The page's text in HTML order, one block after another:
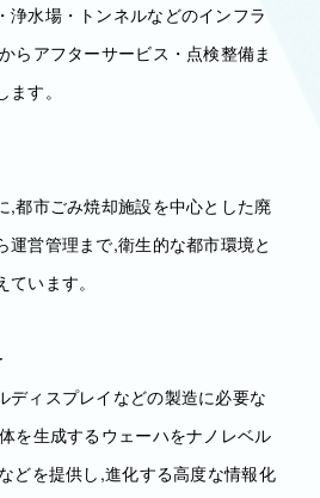
浄水場・トンネルなどのインフラ
らアフターサービス・点検整備ま
す。
,都市ごみ焼却施設を中心とした廃
運営管理まで,衛生的な都市環境と
います。
ディスプレイなどの製造に必要な
を生成するウェーハをナノレベル
どを提供し,進化する高度な情報化